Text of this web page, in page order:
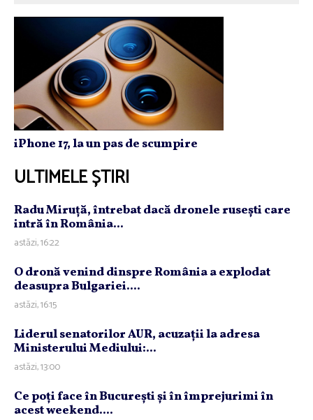
iPhone 17, la un pas de scumpire
ULTIMELE ȘTIRI
Radu Miruţă, întrebat dacă dronele ruseşti care
intră în România...
astăzi, 16:22
O dronă venind dinspre România a explodat
deasupra Bulgariei....
astăzi, 16:15
Liderul senatorilor AUR, acuzaţii la adresa
Ministerului Mediului:...
astăzi, 13:00
Ce poţi face în Bucureşti şi în împrejurimi în
acest weekend....